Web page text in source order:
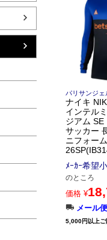
パリサンジェ
ナイキ
インテル
ジアム SE
サッカー
ニフォーム
ﾒｰｶｰ希望
のところ
価格 ¥
メール
5,000円以上ご